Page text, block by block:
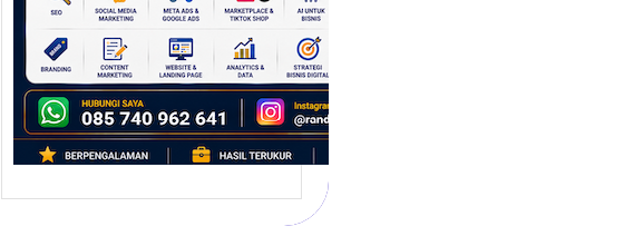
Malang dikenal sebagai
salah satu kota yang
melahirkan banyak ide,
…